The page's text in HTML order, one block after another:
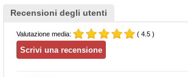
Recensioni degli utenti
Valutazione media: ( 4.5 )